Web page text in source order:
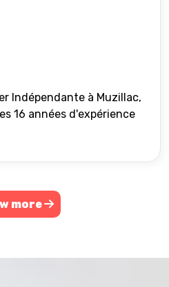
Indépendante à Muzillac,
16 années d'expérience
more